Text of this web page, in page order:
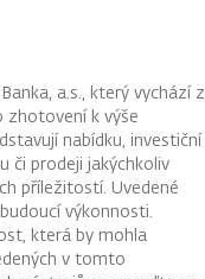
a.s., který vychází z
zhotovení k výše
nabídku, investiční
či prodeji jakýchkoliv
příležitostí. Uvedené
výkonnosti.
která by mohla
v tomto